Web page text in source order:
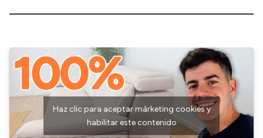
Haz clic para aceptar márketing cookies y
habilitar este contenido